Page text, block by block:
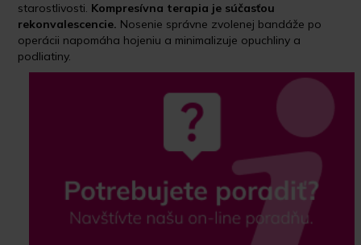
starostlivosti. Kompresívna terapia je súčasťou
rekonvalescencie. Nosenie správne zvolenej bandáže po
operácii napomáha hojeniu a minimalizuje opuchliny a
podliatiny.